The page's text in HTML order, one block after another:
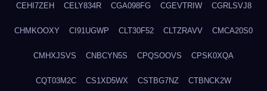
CEHI7ZEH CELY834R CGA098FG CGEVTRIW CGRLSVJ8
CHMKOOXY CI91UGWP CLT30F52 CLTZRAVV CMCA20S0
CMHXJSVS CNBCYN5S CPQSOOVS CPSK0XQA
CQT03M2C CS1XD5WX CSTBG7NZ CTBNCK2W